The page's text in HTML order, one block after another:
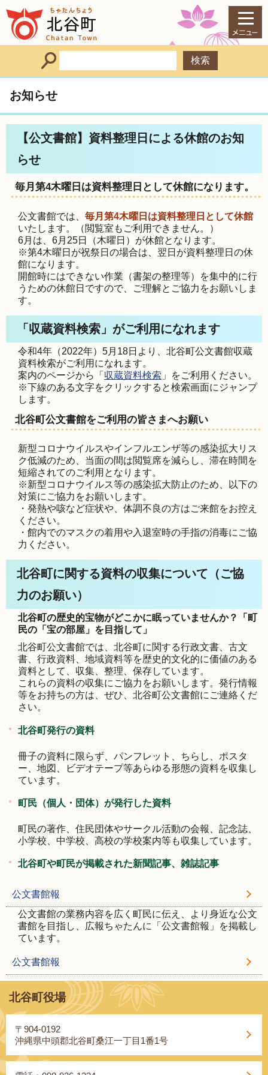
お知らせ
【公文書館】資料整理日による休館のお知
らせ
毎月第4木曜日は資料整理日として休館になります。
公文書館では、 毎月第4木曜日は資料整理日として休館
いたします。（閲覧室もご利用できません。）
6月は、6月25日（木曜日）が休館となります。
※第4木曜日が祝祭日の場合は、翌日が資料整理日の休
館になります。
開館時にはできない作業（書架の整理等）を集中的に行
うための休館日ですので、ご理解とご協力をお願いしま
す。
「収蔵資料検索」がご利用になれます
令和4年（2022年）5月18日より、北谷町公文書館収蔵
資料検索がご利用になれます。
案内のページから「 収蔵資料検索 」をご利用ください。
※下線のある文字をクリックすると検索画面にジャンプ
します。
北谷町公文書館をご利用の皆さまへお願い
新型コロナウイルスやインフルエンザ等の感染拡大リス
ク低減のため、当面の間は閲覧席を減らし、滞在時間を
短縮されてのご利用となります。
※新型コロナウイルス等の感染拡大防止のため、以下の
対策にご協力をお願いします。
・発熱や咳など症状や、体調不良の方はご来館をお控え
ください。
・館内でのマスクの着用や入退室時の手指の消毒にご協
力ください。
北谷町に関する資料の収集について（ご協
力のお願い）
北谷町の歴史的宝物がどこかに眠っていませんか？「町
民の「宝の部屋」を目指して」
北谷町公文書館では、北谷町に関する行政文書、古文
書、行政資料、地域資料等を歴史的文化的に価値のある
資料として、収集、整理、保存しています。
これらの資料の収集にご協力をお願いします。発行情報
等をお持ちの方は、ぜひ、北谷町公文書館にご連絡くだ
さい。
北谷町発行の資料
冊子の資料に限らず、パンフレット、ちらし、ポスタ
ー、地図、ビデオテープ等あらゆる形態の資料を収集し
ています。
町民（個人・団体）が発行した資料
町民の著作、住民団体やサークル活動の会報、記念誌、
小学校、中学校、高校の学校案内等も収集しています。
北谷町や町民が掲載された新聞記事、雑誌記事
公文書館報
公文書館の業務内容を広く町民に伝え、より身近な公文
書館を目指し、広報ちゃたんに「公文書館報」を掲載し
ています。
公文書館報
北谷町役場
〒904-0192
沖縄県中頭郡北谷町桑江一丁目1番1号